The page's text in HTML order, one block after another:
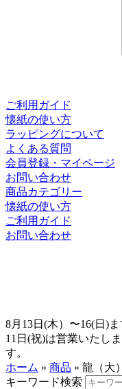
ご利用ガイド
懐紙の使い方
ラッピングについて
よくある質問
会員登録・マイページ
お問い合わせ
商品カテゴリー
懐紙の使い方
ご利用ガイド
お問い合わせ
8月13日(木）〜16(日)
11日(祝)は営業いたし
す。
ホーム » 商品 » 龍（大）
キーワード検索